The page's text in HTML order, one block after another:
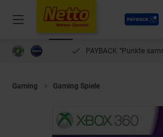
Menü
Payback
PAYBACK °Punkte
Gaming Gaming Spiele